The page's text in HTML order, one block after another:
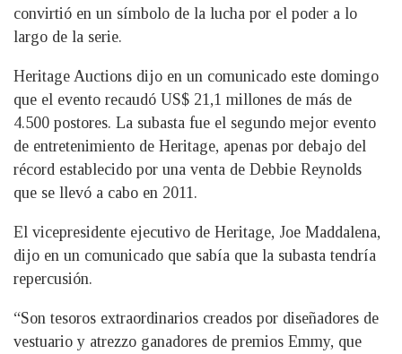
convirtió en un símbolo de la lucha por el poder a lo
largo de la serie.
Heritage Auctions dijo en un comunicado este domingo
que el evento recaudó US$ 21,1 millones de más de
4.500 postores. La subasta fue el segundo mejor evento
de entretenimiento de Heritage, apenas por debajo del
récord establecido por una venta de Debbie Reynolds
que se llevó a cabo en 2011.
El vicepresidente ejecutivo de Heritage, Joe Maddalena,
dijo en un comunicado que sabía que la subasta tendría
repercusión.
“Son tesoros extraordinarios creados por diseñadores de
vestuario y atrezzo ganadores de premios Emmy, que